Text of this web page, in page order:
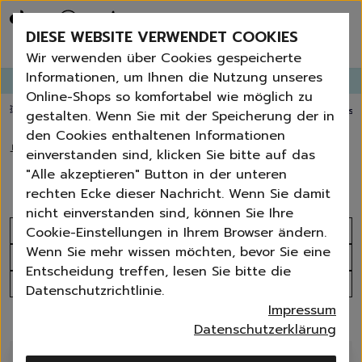
Bestseller
Angebote der Woche
Neu
Essentials für dein Zuhause
Universal & Ökoprodukte
Spring by Jenna
Sets
Reiniger
Küche
Bad | WC
Fenster | Glas | Spiegel
Möbelreiniger
Bodenreiniger
Wischmopps | Besen |
Außenreiniger
Bürsten
Zubehör
Nature All - Öko Reinigung
Erneut bestellen
GANGLETTERabonnieren undbis zu 30%Rabatt erhalten!
💥 Fugenbürste gratis ab 60 € Bestellwert⭐️ 4,8 TrustPilot score📦
🏠 Waschen › Waschzubehör
Waschzubehör
Sortieren nach
Produktanzahl
Alle Filter
12 Produkte
DIESE WEBSITE VERWENDET COOKIES
Wir verwenden über Cookies gespeicherte
Informationen, um Ihnen die Nutzung unseres
Online-Shops so komfortabel wie möglich zu
gestalten. Wenn Sie mit der Speicherung der in
den Cookies enthaltenen Informationen
einverstanden sind, klicken Sie bitte auf das
"Alle akzeptieren" Button in der unteren
rechten Ecke dieser Nachricht. Wenn Sie damit
nicht einverstanden sind, können Sie Ihre
Cookie-Einstellungen in Ihrem Browser ändern.
Wenn Sie mehr wissen möchten, bevor Sie eine
Entscheidung treffen, lesen Sie bitte die
Datenschutzrichtlinie.
Impressum
Datenschutzerklärung